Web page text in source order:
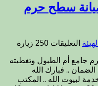
سطح حرم
التعليقات على
مفتي
الجمهورية
لصيانة
250 زيارة
جامع أم الطبول وتغطيته
.. فبارك الله
لبيوت الله .. المكتب